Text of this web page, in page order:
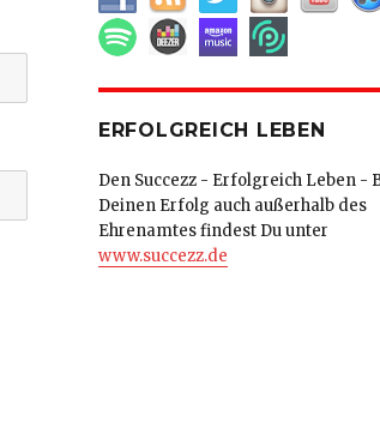
ERFOLGREICH LEBEN
Den Succezz - Erfolgreich Leben -
Deinen Erfolg auch außerhalb des
Ehrenamtes findest Du unter
www.succezz.de